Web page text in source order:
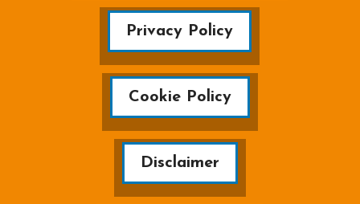
Privacy Policy
Cookie Policy
Disclaimer